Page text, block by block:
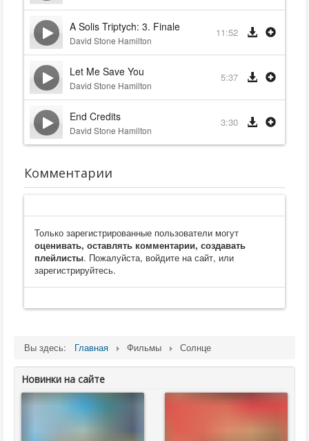
A Solis Triptych: 3. Finale
David Stone Hamilton
11:52
Let Me Save You
David Stone Hamilton
5:37
End Credits
David Stone Hamilton
3:30
Комментарии
Только зарегистрированные пользователи могут
оценивать, оставлять комментарии, создавать
плейлисты. Пожалуйста, войдите на сайт, или
зарегистрируйтесь.
Вы здесь: Главная Фильмы Солнце
Новинки на сайте